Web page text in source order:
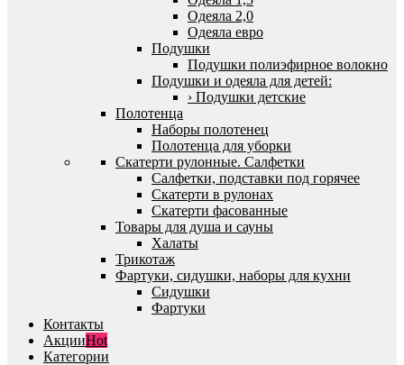
Одеяла 2,0
Одеяла евро
Подушки
Подушки полиэфирное волокно
Подушки и одеяла для детей:
› Подушки детские
Полотенца
Наборы полотенец
Полотенца для уборки
Скатерти рулонные. Салфетки
Салфетки, подставки под горячее
Скатерти в рулонах
Скатерти фасованные
Товары для душа и сауны
Халаты
Трикотаж
Фартуки, сидушки, наборы для кухни
Сидушки
Фартуки
Контакты
АкцииHot
Категории